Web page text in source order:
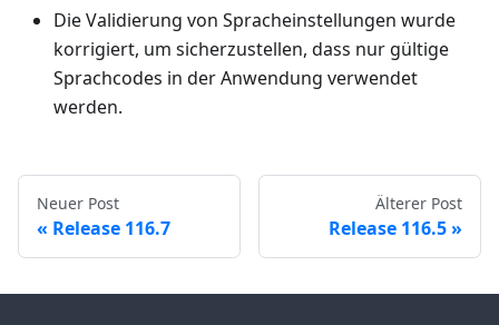
Die Validierung von Spracheinstellungen wurde
korrigiert, um sicherzustellen, dass nur gültige
Sprachcodes in der Anwendung verwendet
werden.
Neuer Post
Release 116.7
Älterer Post
Release 116.5